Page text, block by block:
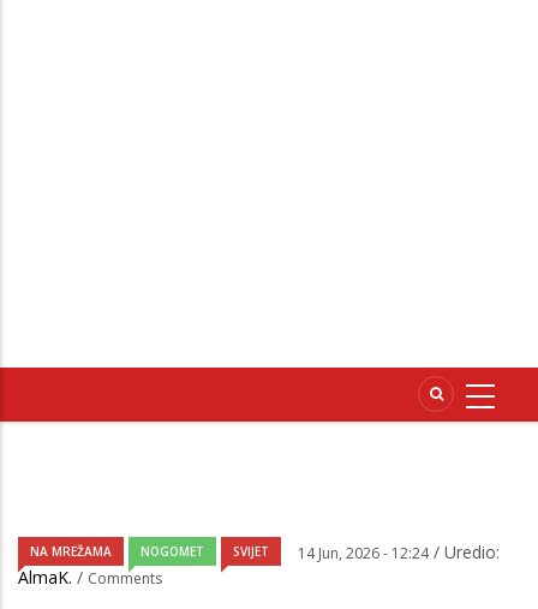
NA MREŽAMA NOGOMET SVIJET 14 Jun, 2026 - 12:24 / Uredio:
AlmaK. / Comments